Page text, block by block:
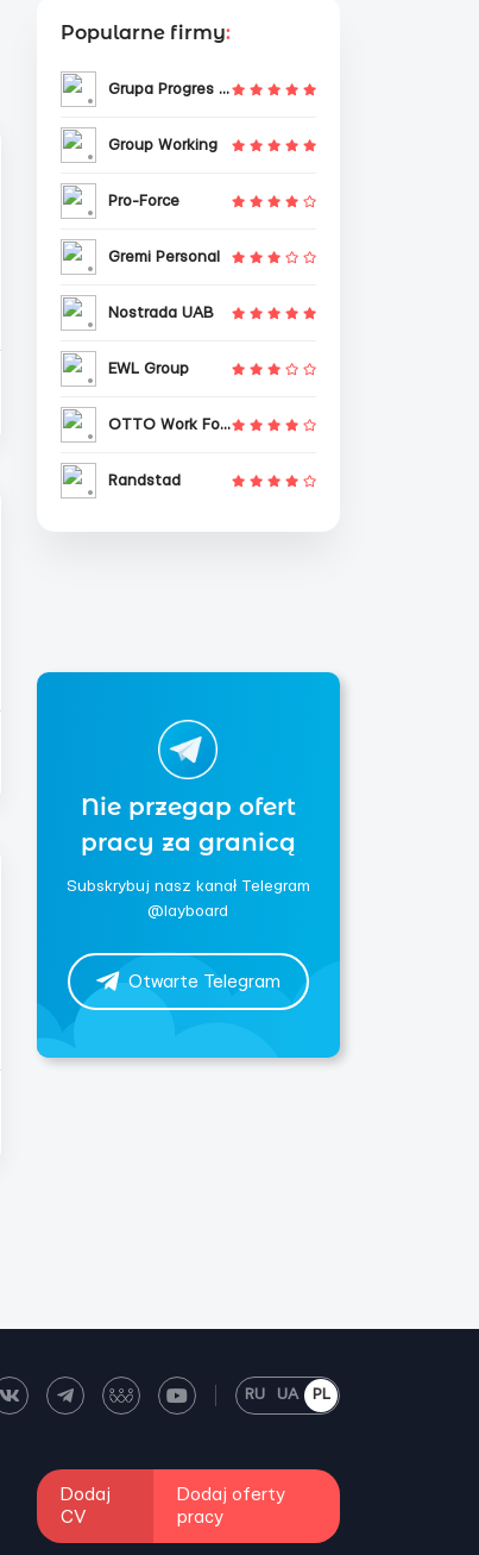
Popularne firmy:
Grupa Progres Sp. z o.o.
Group Working
Pro-Force
Gremi Personal
Nostrada UAB
EWL Group
OTTO Work Force
Randstad
Nie przegap ofert
pracy za granicą
Subskrybuj nasz kanał Telegram
@layboard
Otwarte Telegram
RU UA PL
Dodaj
CV
Dodaj oferty
pracy